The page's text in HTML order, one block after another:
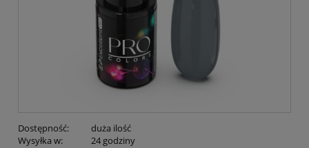
Dostępność:
duża ilość
Wysyłka w:
24 godziny